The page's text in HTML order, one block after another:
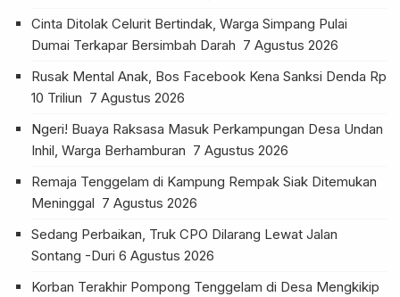
Cinta Ditolak Celurit Bertindak, Warga Simpang Pulai
Dumai Terkapar Bersimbah Darah 7 Agustus 2026
Rusak Mental Anak, Bos Facebook Kena Sanksi Denda Rp
10 Triliun 7 Agustus 2026
Ngeri! Buaya Raksasa Masuk Perkampungan Desa Undan
Inhil, Warga Berhamburan 7 Agustus 2026
Remaja Tenggelam di Kampung Rempak Siak Ditemukan
Meninggal 7 Agustus 2026
Sedang Perbaikan, Truk CPO Dilarang Lewat Jalan
Sontang -Duri 6 Agustus 2026
Korban Terakhir Pompong Tenggelam di Desa Mengkikip